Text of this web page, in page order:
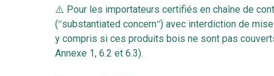
⚠️ Pour les importateurs certifiés en chaîne de
(ʺsubstantiated concernʺ) avec interdiction de
y compris si ces produits bois ne sont pas
Annexe 1, 6.2 et 6.3).